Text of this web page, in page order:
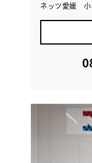
ネッツ愛媛